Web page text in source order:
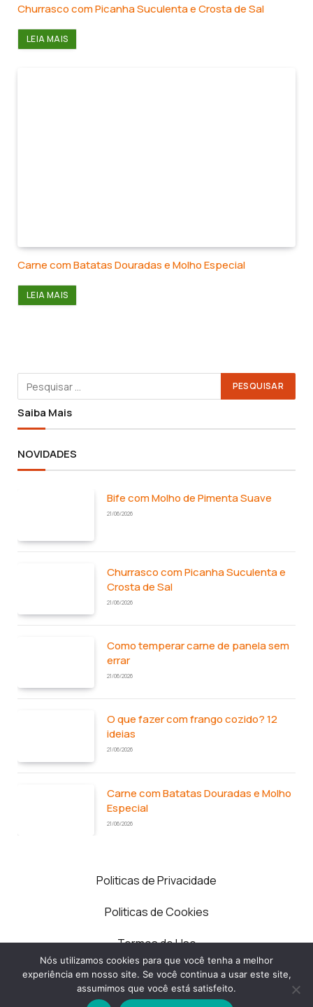
Churrasco com Picanha Suculenta e Crosta de Sal
LEIA MAIS
Carne com Batatas Douradas e Molho Especial
LEIA MAIS
Saiba Mais
NOVIDADES
Bife com Molho de Pimenta Suave
21/06/2026
Churrasco com Picanha Suculenta e
Crosta de Sal
21/06/2026
Como temperar carne de panela sem
errar
21/06/2026
O que fazer com frango cozido? 12
ideias
21/06/2026
Carne com Batatas Douradas e Molho
Especial
21/06/2026
Politicas de Privacidade
Politicas de Cookies
Termos de Uso
Contato
Nós utilizamos cookies para que você tenha a melhor
experiência em nosso site. Se você continua a usar este site,
assumimos que você está satisfeito.